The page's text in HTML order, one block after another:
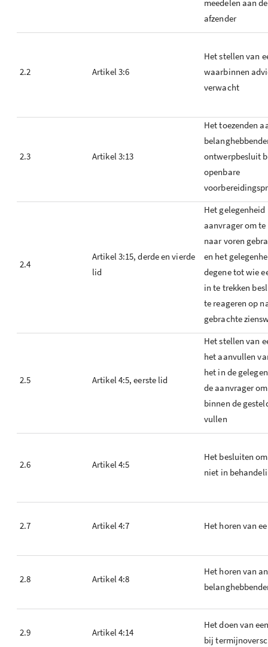
meedelen aan
afzender
2.2 Artikel 3:6
Het stellen van
waarbinnen
verwacht
2.3 Artikel 3:13
Het toezenden
ontwerpbesluit
openbare
2.4
Artikel 3:15, derde en vierde
lid
Het
aanvrager om te
naar voren
en het
degene tot wie
in te trekken
te reageren op
gebrachte
2.5 Artikel 4:5, eerste lid
Het stellen van
het aanvullen
het in de
de aanvrager
binnen de
vullen
2.6 Artikel 4:5
Het besluiten
niet in
2.7 Artikel 4:7 Het horen van
2.8 Artikel 4:8
Het horen van
2.9 Artikel 4:14
Het doen van
bij